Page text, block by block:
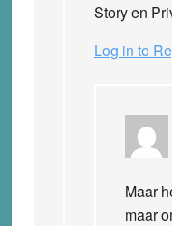
Story en
Log in to
Maar
maar